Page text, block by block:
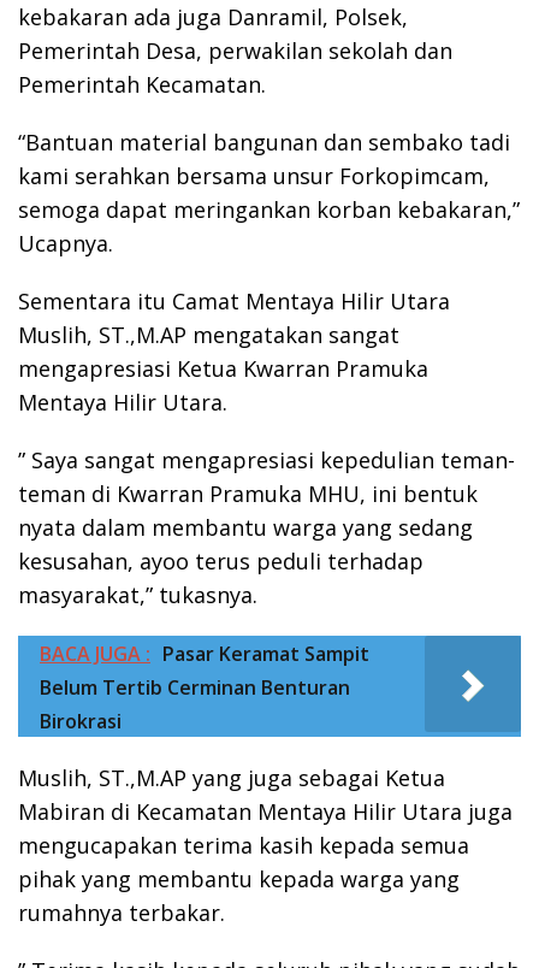
kebakaran ada juga Danramil, Polsek,
Pemerintah Desa, perwakilan sekolah dan
Pemerintah Kecamatan.
“Bantuan material bangunan dan sembako tadi
kami serahkan bersama unsur Forkopimcam,
semoga dapat meringankan korban kebakaran,”
Ucapnya.
Sementara itu Camat Mentaya Hilir Utara
Muslih, ST.,M.AP mengatakan sangat
mengapresiasi Ketua Kwarran Pramuka
Mentaya Hilir Utara.
” Saya sangat mengapresiasi kepedulian teman-
teman di Kwarran Pramuka MHU, ini bentuk
nyata dalam membantu warga yang sedang
kesusahan, ayoo terus peduli terhadap
masyarakat,” tukasnya.
BACA JUGA : Pasar Keramat Sampit
Belum Tertib Cerminan Benturan
Birokrasi
Muslih, ST.,M.AP yang juga sebagai Ketua
Mabiran di Kecamatan Mentaya Hilir Utara juga
mengucapakan terima kasih kepada semua
pihak yang membantu kepada warga yang
rumahnya terbakar.